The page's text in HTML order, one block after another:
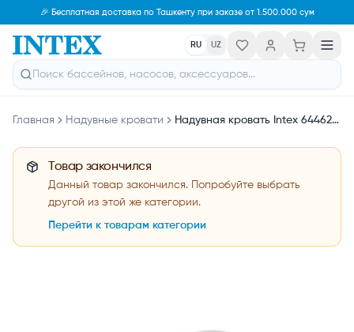
🎉 Бесплатная доставка по Ташкенту при заказе от 1.500.000 сум
RU UZ
Главная Надувные кровати Надувная кровать Intex 64462 SUPREME AIR-FLOW AIRBED
Товар закончился
Данный товар закончился. Попробуйте выбрать
другой из этой же категории.
Перейти к товарам категории